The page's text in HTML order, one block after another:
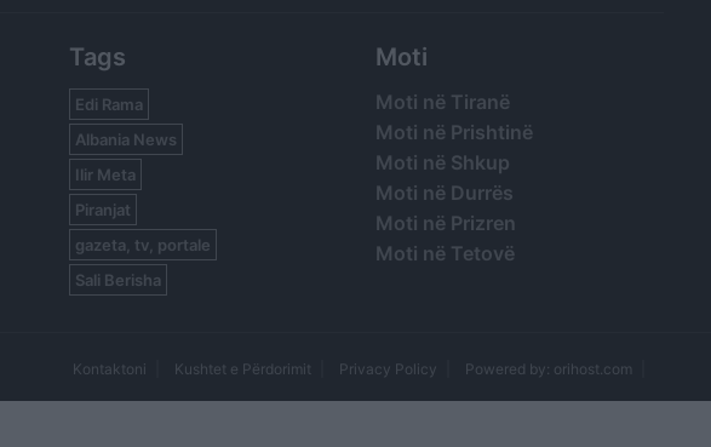
Tags
Edi Rama
Albania News
Ilir Meta
Piranjat
gazeta, tv, portale
Sali Berisha
Moti
Moti në Tiranë
Moti në Prishtinë
Moti në Shkup
Moti në Durrës
Moti në Prizren
Moti në Tetovë
Kontaktoni Kushtet e Përdorimit Privacy Policy Powered by: orihost.com